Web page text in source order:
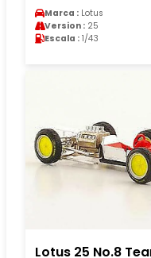
Marca : Lotus
Version : 25
Escala : 1/43
Lotus 25 No.8